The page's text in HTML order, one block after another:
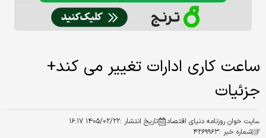
ساعت کاری ادارات تغییر می کند+
جزئیات
سایت خوان روزنامه دنیای اقتصاد تاریخ انتشار :۱۴۰۵/۰۲/۲۲ ۱۶:۱۷
شماره خبر :۴۲۶۹۹۶۳